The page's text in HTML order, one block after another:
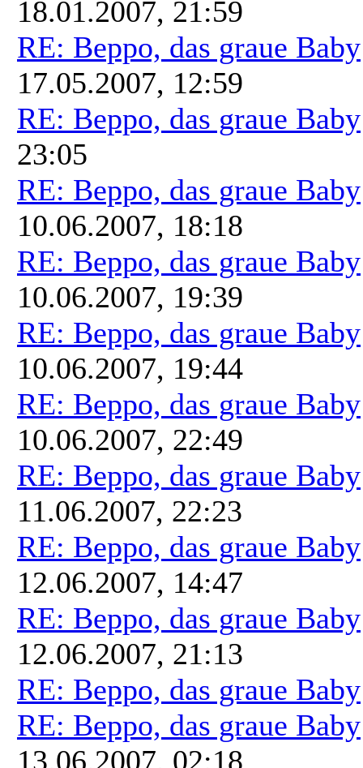
18.01.2007, 21:59
RE: Beppo, das graue Baby
17.05.2007, 12:59
RE: Beppo, das graue Baby
23:05
RE: Beppo, das graue Baby
10.06.2007, 18:18
RE: Beppo, das graue Baby
10.06.2007, 19:39
RE: Beppo, das graue Baby
10.06.2007, 19:44
RE: Beppo, das graue Baby
10.06.2007, 22:49
RE: Beppo, das graue Baby
11.06.2007, 22:23
RE: Beppo, das graue Baby
12.06.2007, 14:47
RE: Beppo, das graue Baby
12.06.2007, 21:13
RE: Beppo, das graue Baby
RE: Beppo, das graue Baby
13.06.2007, 02:18